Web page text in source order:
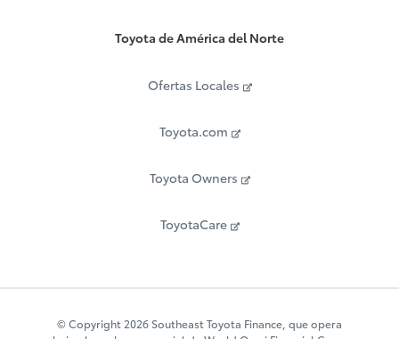
Toyota de América del Norte
Ofertas Locales
Toyota.com
Toyota Owners
ToyotaCare
© Copyright 2026 Southeast Toyota Finance, que opera